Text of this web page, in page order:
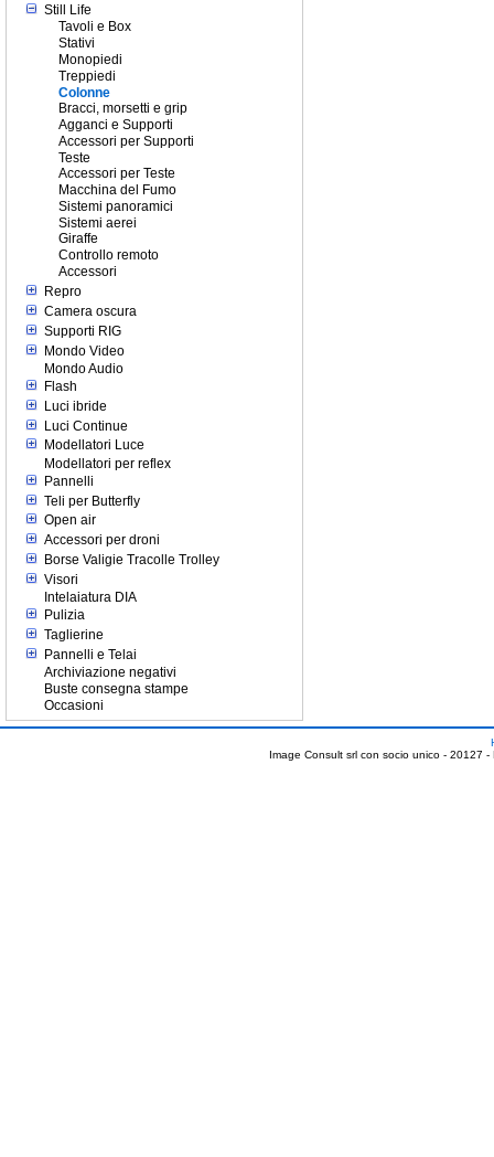
Still Life
Tavoli e Box
Stativi
Monopiedi
Treppiedi
Colonne
Bracci, morsetti e grip
Agganci e Supporti
Accessori per Supporti
Teste
Accessori per Teste
Macchina del Fumo
Sistemi panoramici
Sistemi aerei
Giraffe
Controllo remoto
Accessori
Repro
Camera oscura
Supporti RIG
Mondo Video
Mondo Audio
Flash
Luci ibride
Luci Continue
Modellatori Luce
Modellatori per reflex
Pannelli
Teli per Butterfly
Open air
Accessori per droni
Borse Valigie Tracolle Trolley
Visori
Intelaiatura DIA
Pulizia
Taglierine
Pannelli e Telai
Archiviazione negativi
Buste consegna stampe
Occasioni
Image Consult srl con socio unico - 20127